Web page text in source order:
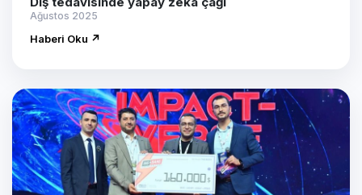
Ağustos 2025
Haberi Oku ↗